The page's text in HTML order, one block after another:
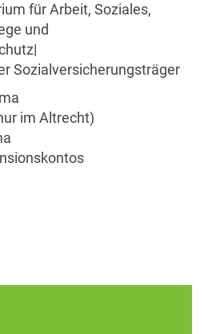
für Arbeit, Soziales,
und
|
Sozialversicherungsträger
im Altrecht)